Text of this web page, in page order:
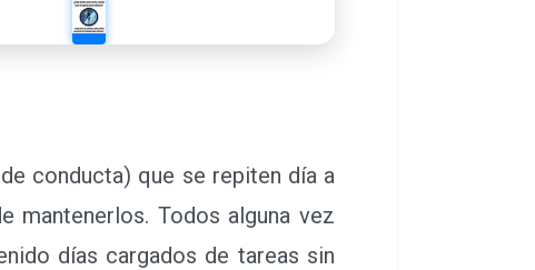
conducta) que se repiten día a
mantenerlos. Todos alguna vez
días cargados de tareas sin